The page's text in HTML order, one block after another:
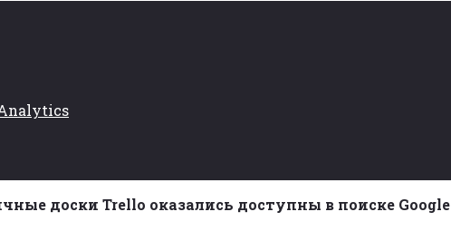
доски Trello оказались доступны в поиске Google